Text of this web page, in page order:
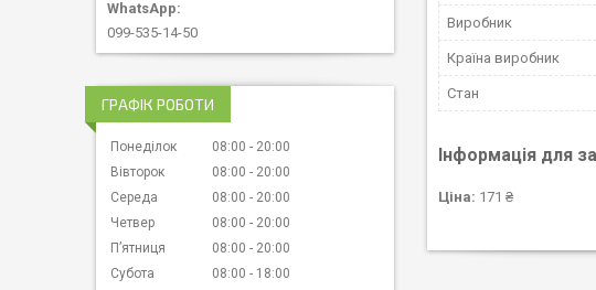
Виробник
Країна виробник
Стан
Інформація для
Ціна: 171 ₴
099-535-14-50
ГРАФІК РОБОТИ
Понеділок 08:00
20:00
Вівторок
08:00
20:00
Середа
08:00
20:00
Четвер
08:00
20:00
Пʼятниця
08:00
20:00
Субота
08:00
18:00